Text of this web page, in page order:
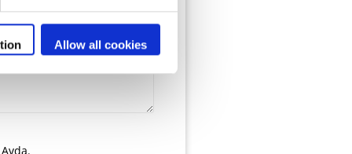
Allow all cookies